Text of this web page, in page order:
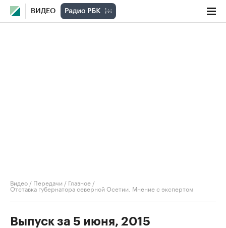
ВИДЕО
Видео / Передачи / Главное /
Отставка губернатора северной Осетии. Мнение с экспертом
Выпуск за 5 июня, 2015